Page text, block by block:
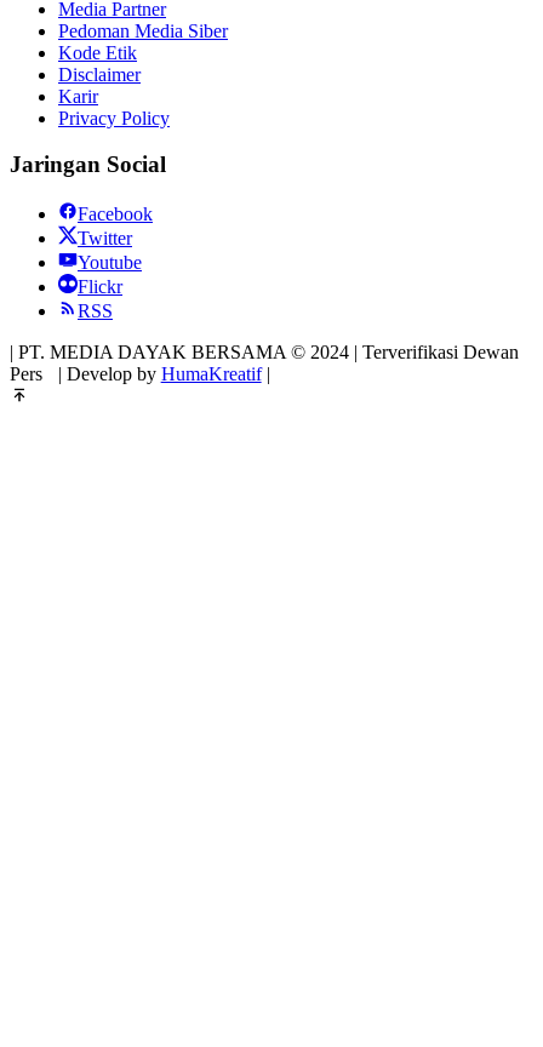
Media Partner
Pedoman Media Siber
Kode Etik
Disclaimer
Karir
Privacy Policy
Jaringan Social
Facebook
Twitter
Youtube
Flickr
RSS
| PT. MEDIA DAYAK BERSAMA © 2024 | Terverifikasi Dewan
Pers
| Develop by HumaKreatif|